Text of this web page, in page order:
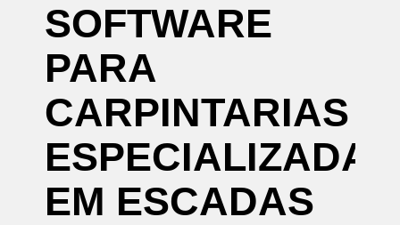
SOFTWARE
PARA
CARPINTARIAS
ESPECIALIZADAS
EM ESCADAS